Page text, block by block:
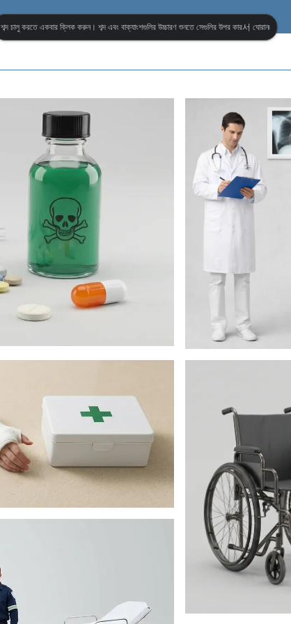
শব্দ চালু করতে একবার ক্লিক করুন। শব্দ এবং বাক্যাংশগুলির উচ্চারণ শুনতে সেগুলির উপর কার서 ঘোরান৷